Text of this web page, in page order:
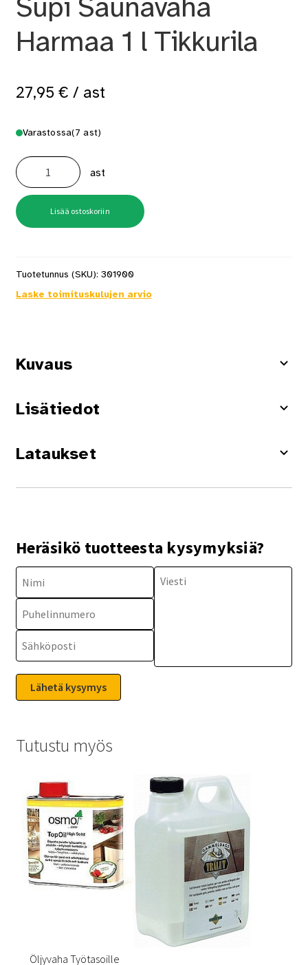
Harmaa 1 l Tikkurila
27,95 € / ast
Varastossa(7 ast)
Supi
Saunavaha
Harmaa
1
Tikkurila
määrä
ast
Lisää ostoskoriin
Tuotetunnus (SKU): 301900
Laske toimituskulujen arvio
Kuvaus
Lisätiedot
Lataukset
Heräsikö tuotteesta kysymyksiä?
Tutustu myös
Öljyvaha Työtasoille